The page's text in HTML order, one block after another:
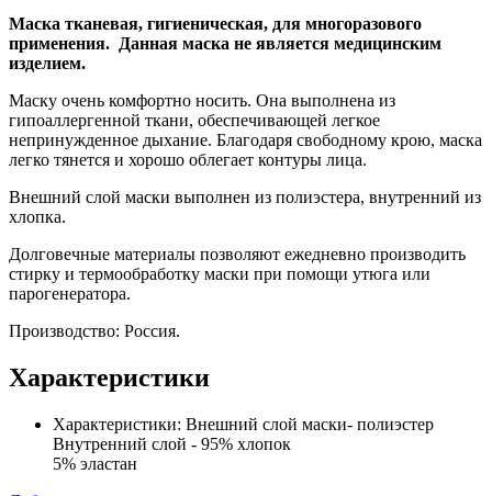
Маска тканевая, гигиеническая, для многоразового
применения. Данная маска не является медицинским
изделием.
Маску очень комфортно носить. Она выполнена из
гипоаллергенной ткани, обеспечивающей легкое
непринужденное дыхание. Благодаря свободному крою, маска
легко тянется и хорошо облегает контуры лица.
Внешний слой маски выполнен из полиэстера, внутренний из
хлопка.
Долговечные материалы позволяют ежедневно производить
стирку и термообработку маски при помощи утюга или
парогенератора.
Производство: Россия.
Характеристики
Характеристики: Внешний слой маски- полиэстер
Внутренний слой - 95% хлопок
5% эластан